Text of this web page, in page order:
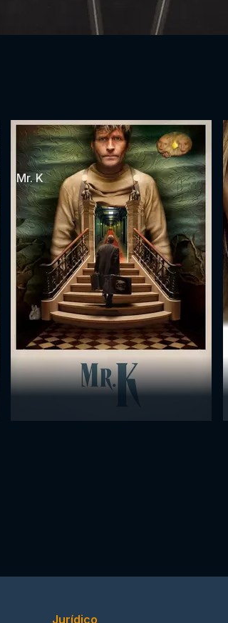
Mr. K
Jurídico